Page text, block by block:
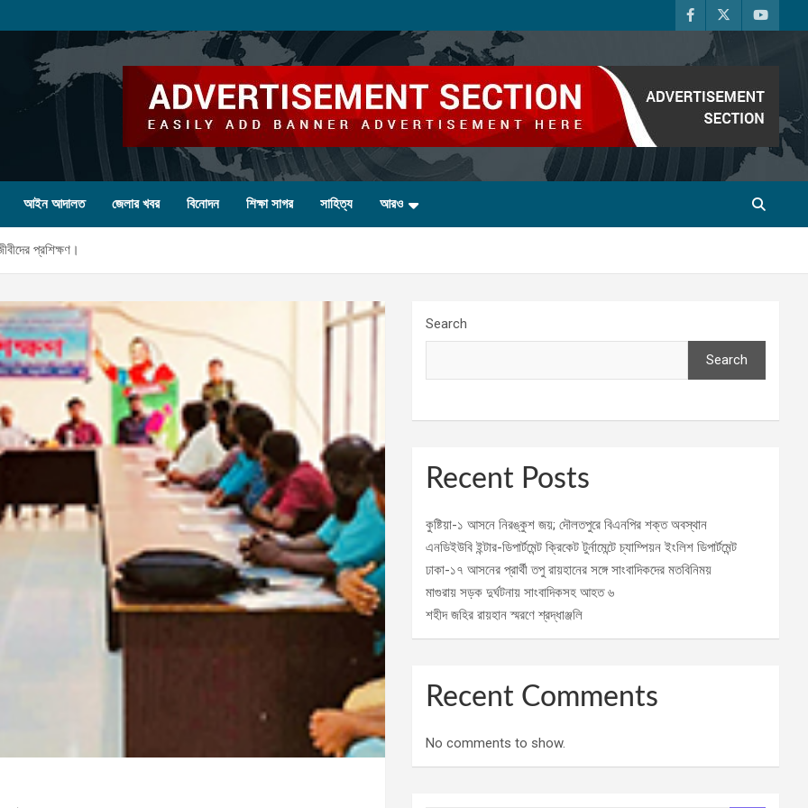
আইন আদালত জেলার খবর বিনোদন শিক্ষা সাগর সাহিত্য আরও
প্রশিক্ষণ।
Search
Search
Recent Posts
কুষ্টিয়া-১ আসনে নিরঙ্কুশ জয়; দৌলতপুরে বিএনপির শক্ত অবস্থান
এনডিইউবি ইন্টার-ডিপার্টমেন্ট ক্রিকেট টুর্নামেন্টে চ্যাম্পিয়ন ইংলিশ ডিপার্টমেন্ট
ঢাকা-১৭ আসনের প্রার্থী তপু রায়হানের সঙ্গে সাংবাদিকদের মতবিনিময়
মাগুরায় সড়ক দুর্ঘটনায় সাংবাদিকসহ আহত ৬
শহীদ জহির রায়হান স্মরণে শ্রদ্ধাঞ্জলি
Recent Comments
No comments to show.